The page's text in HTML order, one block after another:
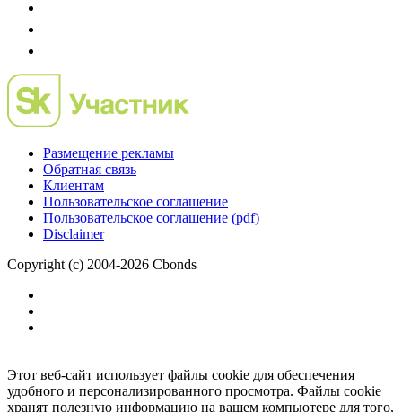
Размещение рекламы
Обратная связь
Клиентам
Пользовательское соглашение
Пользовательское соглашение (pdf)
Disclaimer
Copyright (c) 2004-2026 Cbonds
Этот веб-сайт использует файлы cookie для обеспечения
удобного и персонализированного просмотра. Файлы cookie
хранят полезную информацию на вашем компьютере для того,